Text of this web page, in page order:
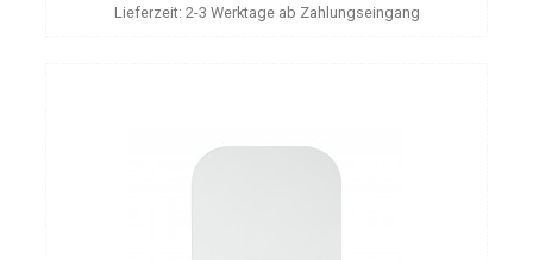
Lieferzeit: 2-3 Werktage ab Zahlungseingang